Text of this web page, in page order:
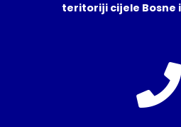
teritoriji cijele Bosne